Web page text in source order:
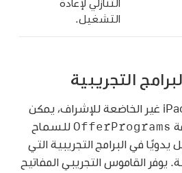
التنازلي لإعادة
التشغيل.
التجريبية
على أجهزة iPhone أو iPad غير الخاضعة للإشراف، يمكن
OfferPrograms للسماح
في البرامج التجريبية التي
القاموس التجريبي المفاتيح